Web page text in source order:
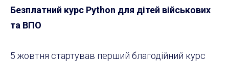
Безплатний курс Python для дітей військових
та ВПО
5 жовтня стартував перший благодійний курс